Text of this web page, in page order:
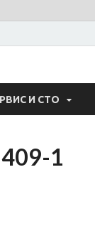
И СТО
1